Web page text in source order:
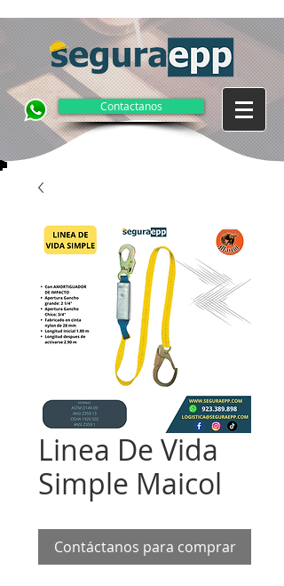
Contactanos
Linea De Vida
Simple Maicol
Contáctanos para comprar